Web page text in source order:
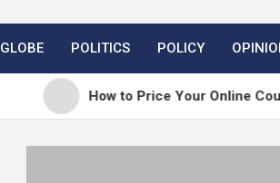
GLOBE POLITICS POLICY
How to Price Your Online Course: One-